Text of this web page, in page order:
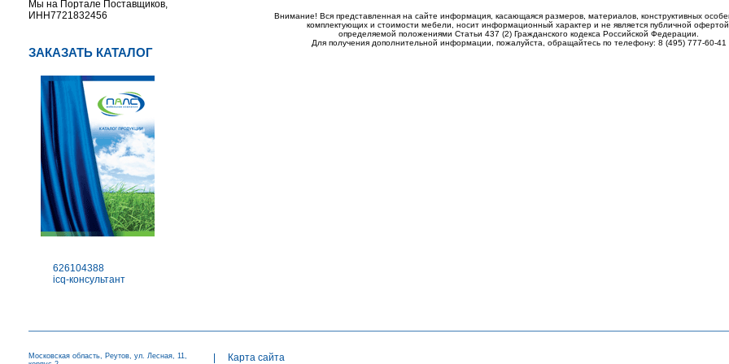
Мы на Портале Поставщиков,
ИНН7721832456
ЗАКАЗАТЬ КАТАЛОГ
626104388
icq-консультант
Внимание! Вся представленная на сайте информация, касающаяся размеров, материалов, конструктивных
комплектующих и стоимости мебели, носит информационный характер и не является публичной офертой,
определяемой положениями Статьи 437 (2) Гражданского кодекса Российской Федерации.
Для получения дополнительной информации, пожалуйста, обращайтесь по телефону: 8 (495) 777-60-41
Московская область, Реутов, ул. Лесная, 11,
Карта сайта